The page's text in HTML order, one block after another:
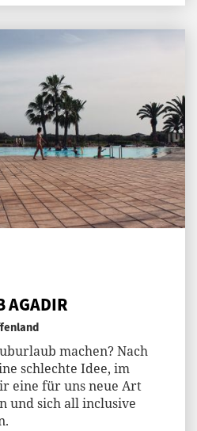
AGADIR
machen? Nach
schlechte Idee, im
eine für uns neue Art
und sich all inclusive